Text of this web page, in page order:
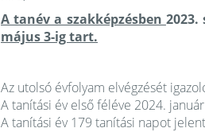
A tanév a szakképzésben 2023.
május 3-ig tart.
Az utolsó évfolyam elvégzését
A tanítási év első féléve 2024.
A tanítási év 179 tanítási napot